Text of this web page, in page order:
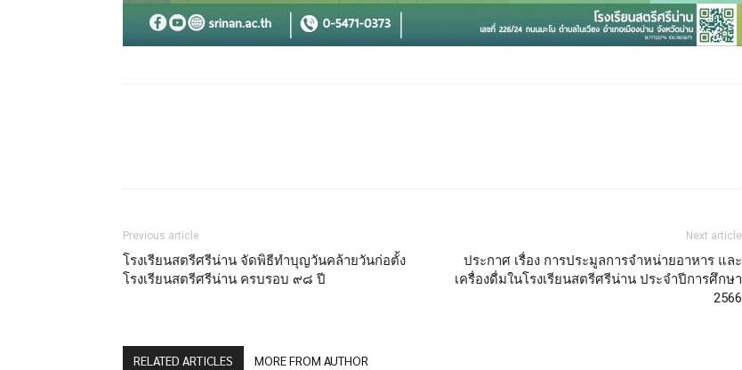
Previous article
โรงเรียนสตรีศรีน่าน จัดพิธีทำบุญวันคล้ายวันก่อตั้ง
โรงเรียนสตรีศรีน่าน ครบรอบ ๙๘ ปี
Next article
ประกาศ เรื่อง การประมูลการจำหน่ายอาหาร และ
เครื่องดื่มในโรงเรียนสตรีศรีน่าน ประจำปีการศึกษา
2566
RELATED ARTICLES MORE FROM AUTHOR